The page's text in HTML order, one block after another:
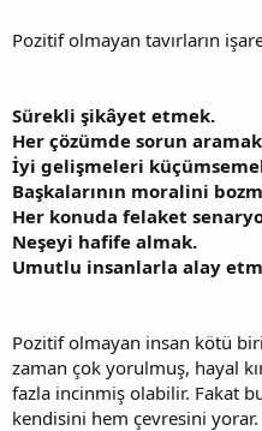
Pozitif olmayan tavırların
Sürekli şikâyet etmek.
Her çözümde sorun
İyi gelişmeleri
Başkalarının moralini
Her konuda felaket
Neşeyi hafife almak.
Umutlu insanlarla alay
Pozitif olmayan insan kötü
zaman çok yorulmuş, hayal
fazla incinmiş olabilir. Fakat
kendisini hem çevresini yorar.